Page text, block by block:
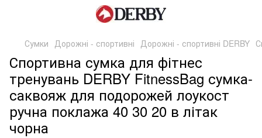
Сумки Дорожні - спортивні Дорожні - спортивні DERBY
Спортивна сумка для фітнес
тренувань DERBY FitnessBag сумка-
саквояж для подорожей лоукост
ручна поклажа 40 30 20 в літак
чорна